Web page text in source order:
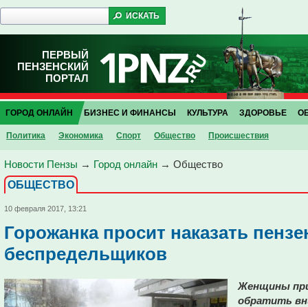
ПЕРВЫЙ
ПЕНЗЕНСКИЙ
ПОРТАЛ
ГОРОД ОНЛАЙН
Политика Экономика Спорт Общество Проиcшествия
БИЗНЕС И ФИНАНСЫ КУЛЬТУРА ЗДОРОВЬЕ
Новости Пензы → Город онлайн → Общество
ОБЩЕСТВО
10 февраля 2017, 13:21
Горожанка просит наказать
беспредельщиков
Женщины
обратить